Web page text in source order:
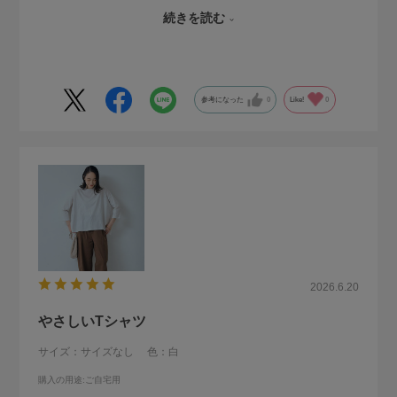
ふわっとしたデザインも体型を拾わず良いです。
続きを読む
参考になった 0 Like! 0
2026.6.20
やさしいTシャツ
サイズ：サイズなし 色：白
購入の用途:ご自宅用